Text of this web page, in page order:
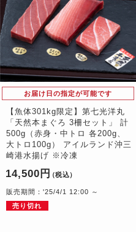
お届け日の指定が可能です
【魚体301kg限定】第七光洋丸
「天然本まぐろ 3柵セット」 計
500g（赤身・中トロ 各200g、
大トロ100g） アイルランド沖三
崎港水揚げ ※冷凍
14,500円 （税込）
販売期間：'25/4/1 12:00 ～
売り切れ